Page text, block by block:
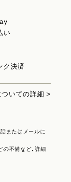
い
ク決済
いての詳細 >
またはメールに
の不備など、詳細